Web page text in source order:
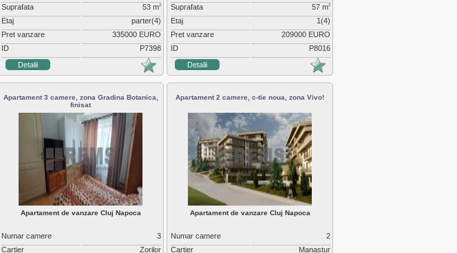
Suprafata
53 m2
Etaj
parter(4)
Pret vanzare
335000 EURO
ID
P7398
Detalii
Suprafata
57 m2
Etaj
1(4)
Pret vanzare
209000 EURO
ID
P8016
Detalii
Apartament 3 camere, zona Gradina Botanica,
finisat
Apartament de vanzare Cluj Napoca
Numar camere
3
Cartier
Zorilor
Apartament 2 camere, c-tie noua, zona Vivo!
Apartament de vanzare Cluj Napoca
Numar camere
2
Cartier
Manastur